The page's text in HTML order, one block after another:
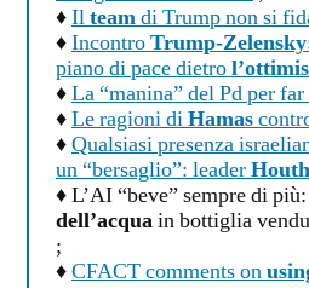
♦Ilteamdi Trump non si
♦IncontroTrump-
piano di pace dietro
♦La “manina” del Pd per far
♦Le ragioni diHamas
♦Qualsiasi presenza
un “bersaglio”: leader
♦ L’AI “beve” sempre di
dell’acquain bottiglia
;
♦CFACT comments on